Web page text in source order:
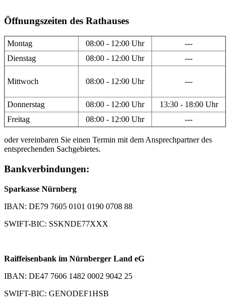
Öffnungszeiten des Rathauses
Montag 08:00 - 12:00 Uhr
---
Dienstag
08:00 - 12:00 Uhr ---
Mittwoch 08:00 - 12:00 Uhr ---
Donnerstag 08:00 - 12:00 Uhr
13:30 - 18:00 Uhr
Freitag
08:00 - 12:00 Uhr ---
oder vereinbaren Sie einen Termin mit dem Ansprechpartner des
entsprechenden Sachgebietes.
Bankverbindungen:
Sparkasse Nürnberg
IBAN: DE79 7605 0101 0190 0708 88
SWIFT-BIC: SSKNDE77XXX
Raiffeisenbank im Nürnberger Land eG
IBAN: DE47 7606 1482 0002 9042 25
SWIFT-BIC: GENODEF1HSB